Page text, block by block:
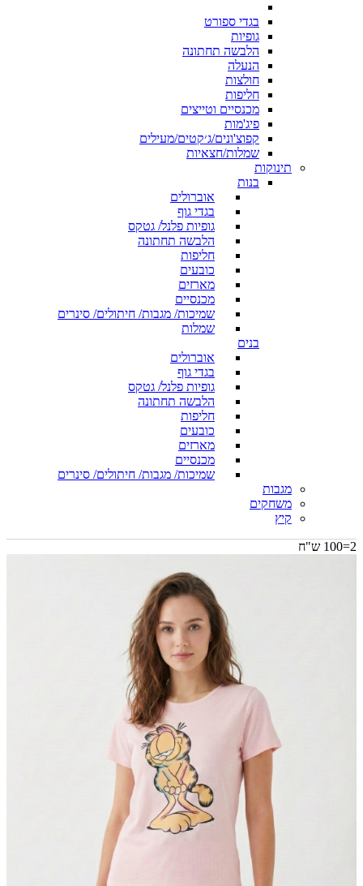
בגדי ספורט
גופיות
הלבשה תחתונה
הנעלה
חולצות
חליפות
מכנסיים וטייצים
פיג'מות
קפוצ'ונים/ג׳קטים/מעילים
שמלות/חצאיות
תינוקות
בנות
אוברולים
בגדי גוף
גופיות פלנל/ גטקס
הלבשה תחתונה
חליפות
כובעים
מארזים
מכנסיים
שמיכות/ מגבות/ חיתולים/ סינרים
שמלות
בנים
אוברולים
בגדי גוף
גופיות פלנל/ גטקס
הלבשה תחתונה
חליפות
כובעים
מארזים
מכנסיים
שמיכות/ מגבות/ חיתולים/ סינרים
מגבות
משחקים
קיץ
2=100 ש"ח